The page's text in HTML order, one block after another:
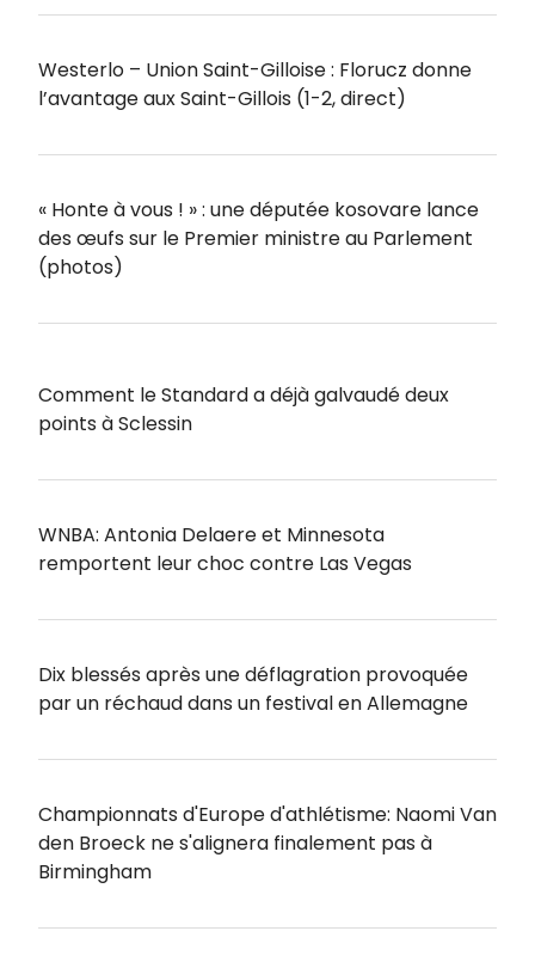
Westerlo – Union Saint-Gilloise : Florucz donne
l’avantage aux Saint-Gillois (1-2, direct)
« Honte à vous ! » : une députée kosovare lance
des œufs sur le Premier ministre au Parlement
(photos)
Comment le Standard a déjà galvaudé deux
points à Sclessin
WNBA: Antonia Delaere et Minnesota
remportent leur choc contre Las Vegas
Dix blessés après une déflagration provoquée
par un réchaud dans un festival en Allemagne
Championnats d'Europe d'athlétisme: Naomi Van
den Broeck ne s'alignera finalement pas à
Birmingham